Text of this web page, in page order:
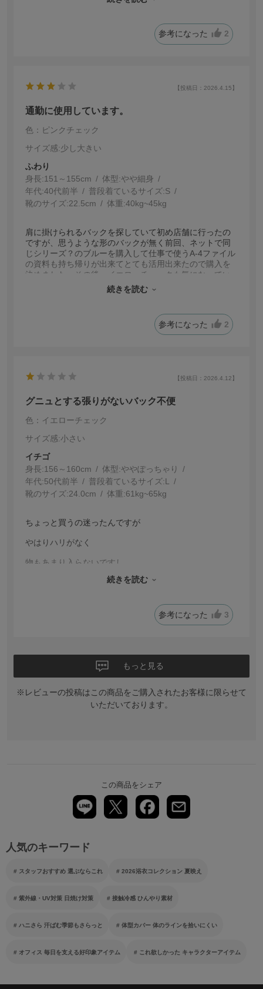
参考になった 2
【投稿日：2026.4.15】
通勤に使用しています。
色：ピンクチェック
サイズ感:少し大きい
ふわり
身長:151～155cm 体型:細身
年代:40代前半 普段着ているサイズ:S
靴のサイズ:22.5cm 体重:40kg~45kg
肩に掛けられるバックを探していて初め店舗に行ったの
ですが、思うような形のバックが無く前回、ネットで同
じシリーズ？のブルーを購入して仕事で使うA-4ファイル
の資料も持ち帰りが出来てとても活用出来たので購入を
決めました。その後、イエローチェックも気になってい
てもう一度ネットでみたら既に完売になっていました。
こういう形のバックは、なかなか無いので見付けること
続きを読む
参考になった 2
【投稿日：2026.4.12】
グニュとする張りがないバック不便
色：イエローチェック
サイズ感:小さい
イチゴ
身長:156～160cm 体型:ぽっちゃり
年代:50代前半 普段着ているサイズ:L
靴のサイズ:24.0cm 体重:61kg~65kg
ちょっと買うの迷ったんですが
はりハリがなく
物もあまり入らないですし
続きを読む
参考になった 3
もっと見る
※レビューの投稿はこの商品をご購入されたお客様に限らせて
いただいております。
この商品をシェア
人気のキーワード
スタッフおすすめ 選ぶならこれ 2026浴衣コレクション 夏映え
紫外線・UV対策 日焼け対策 接触冷感 ひんやり素材
ハニさら 汗ばむ季節もさらっと 体型カバー 体のラインを拾いにくい
オフィス 毎日を支える好印象アイテム これ欲しかった キャラクターアイテム